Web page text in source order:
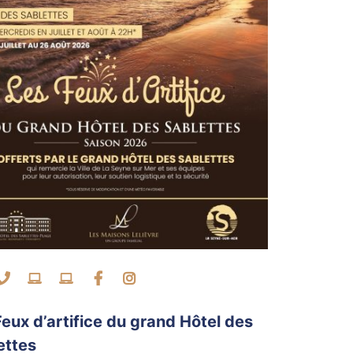
Ouvre à 22h
par mail
Contacter par téléphone
Visiter le site internet
Visiter le site internet
Facebook
d’artifice du grand Hôtel des